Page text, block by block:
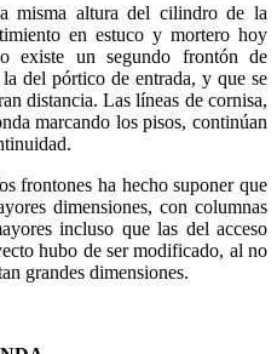
misma altura del cilindro de la
en estuco y mortero hoy
existe un segundo frontón de
del pórtico de entrada, y que se
distancia. Las líneas de cornisa,
marcando los pisos, continúan
frontones ha hecho suponer que
dimensiones, con columnas
incluso que las del acceso
hubo de ser modificado, al no
grandes dimensiones.